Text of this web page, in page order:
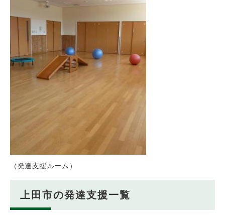
（発達支援ルーム）
上田市の発達支援一覧